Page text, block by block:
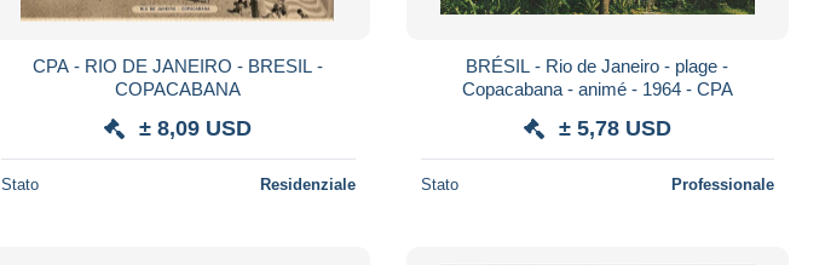
CPA - RIO DE JANEIRO - BRESIL -
COPACABANA
± 8,09 USD
Stato Residenziale
BRÉSIL - Rio de Janeiro - plage -
Copacabana - animé - 1964 - CPA
± 5,78 USD
Stato Professionale